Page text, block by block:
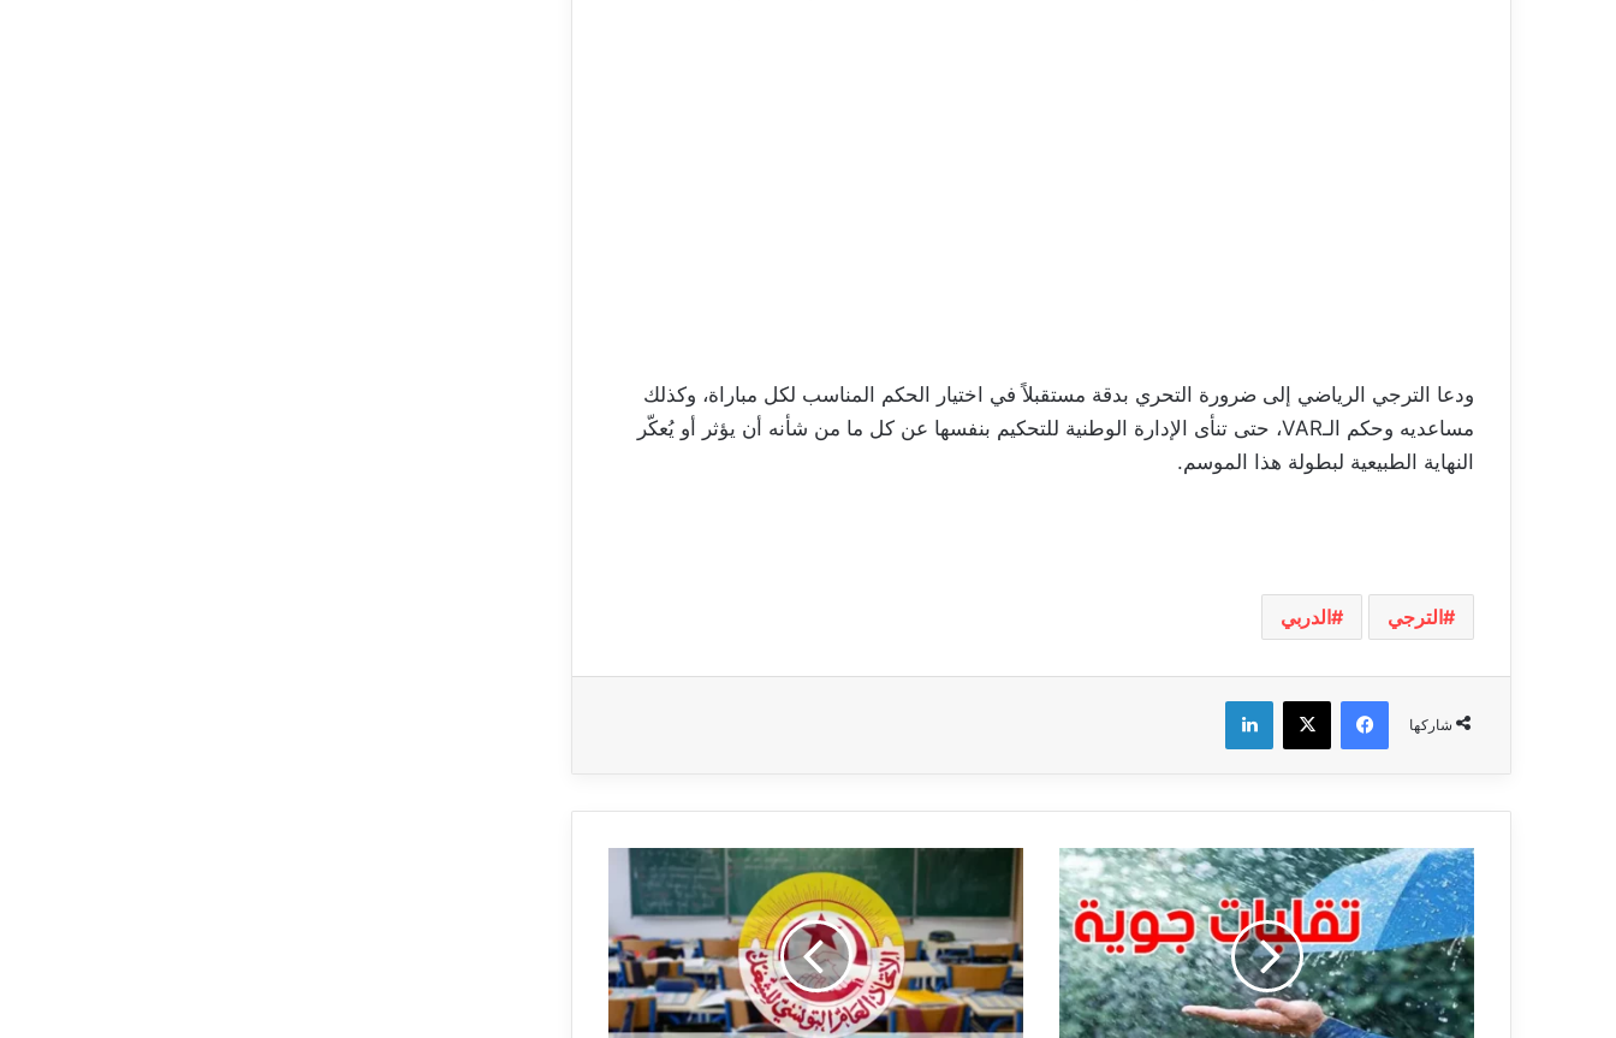
ودعا الترجي الرياضي إلى ضرورة التحري بدقة مستقبلاً في اختيار الحكم المناسب لكل مباراة، وكذلك
مساعديه وحكم الـVAR، حتى تنأى الإدارة الوطنية للتحكيم بنفسها عن كل ما من شأنه أن يؤثر أو يُعكّر
النهاية الطبيعية لبطولة هذا الموسم.
الترجي الدربي
شاركها
فيسبوك ‫X لينكدإن
تقلبات
جوية:
بلاغ
تحذيري
عاجل
موجّه
إلى
تدعو
لإيقاف
الدروس
غدا